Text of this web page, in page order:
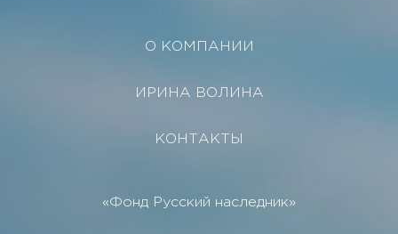
О КОМПАНИИ
ИРИНА ВОЛИНА
КОНТАКТЫ
«Фонд Русский наследник»